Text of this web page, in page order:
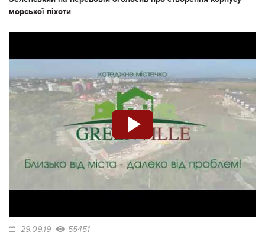
морської піхоти
29.09.19 55451